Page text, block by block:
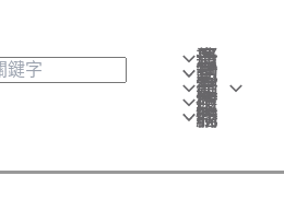
最新消息
活動訊息
產品分類
技術應用
聯絡我們